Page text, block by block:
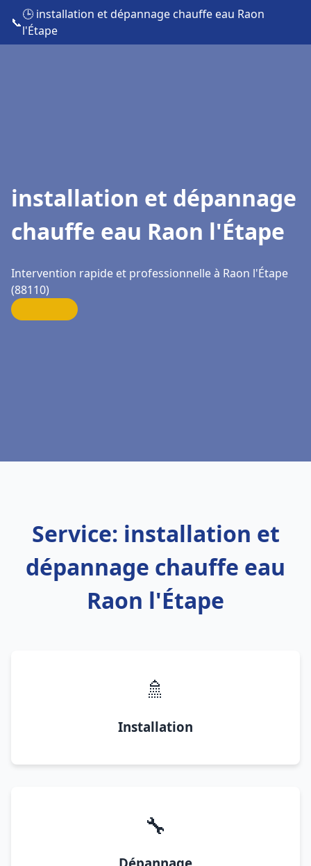
📞
🕒 installation et dépannage chauffe eau Raon
l'Étape
installation et dépannage
chauffe eau Raon l'Étape
Intervention rapide et professionnelle à Raon l'Étape
(88110)
Service: installation et
dépannage chauffe eau
Raon l'Étape
🚿
Installation
🔧